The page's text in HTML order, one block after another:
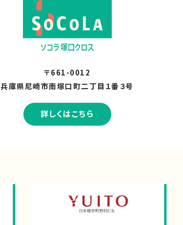
〒661-0012
兵庫県尼崎市南塚口町二丁目１番３号
詳しくはこちら